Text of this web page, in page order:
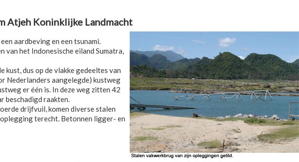
Atjeh Koninklijke Landmacht
aardbeving en een tsunami.
het Indonesische eiland Sumatra,
kust, dus op de vlakke gedeeltes van
Nederlanders aangelegde) kustweg
er één is. In deze weg zitten 42
beschadigd raakten.
drijfvuil, komen diverse stalen
terecht. Betonnen ligger- en